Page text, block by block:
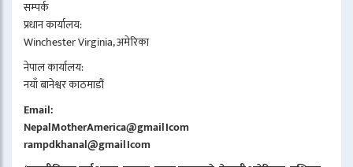
सम्पर्क
प्रधान कार्यालय:
Winchester Virginia, अमेरिका
नेपाल कार्यालय:
नयाँ बानेश्वर काठमाडौं
Email:
NepalMotherAmerica@gmail।com
rampdkhanal@gmail।com